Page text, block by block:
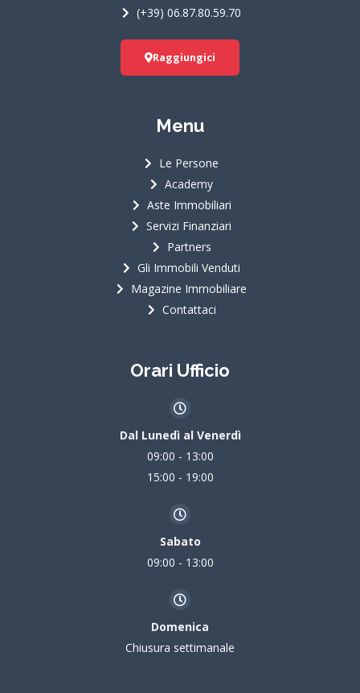
(+39) 06.87.80.59.70
Raggiungici
Menu
Le Persone
Academy
Aste Immobiliari
Servizi Finanziari
Partners
Gli Immobili Venduti
Magazine Immobiliare
Contattaci
Orari Ufficio
Dal Lunedì al Venerdì
09:00 - 13:00
15:00 - 19:00
Sabato
09:00 - 13:00
Domenica
Chiusura settimanale